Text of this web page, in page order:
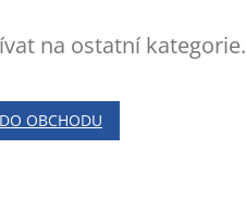
na ostatní kategorie.
OBCHODU